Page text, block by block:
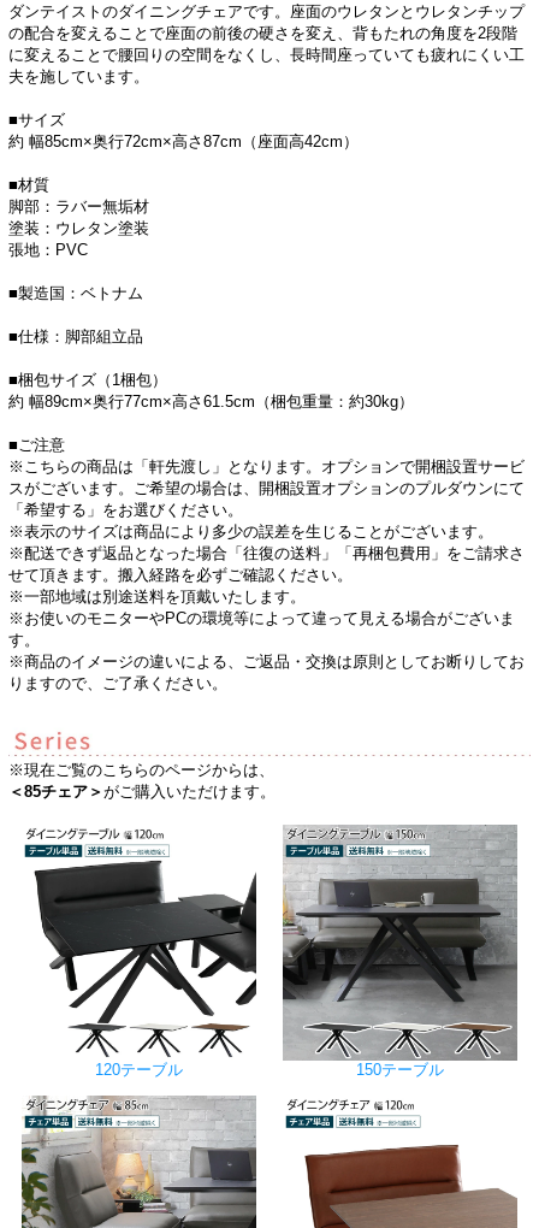
ダンテイストのダイニングチェアです。座面のウレタンとウレタンチップ
の配合を変えることで座面の前後の硬さを変え、背もたれの角度を2段階
に変えることで腰回りの空間をなくし、長時間座っていても疲れにくい工
夫を施しています。
■サイズ
約 幅85cm×奥行72cm×高さ87cm（座面高42cm）
■材質
脚部：ラバー無垢材
塗装：ウレタン塗装
張地：PVC
■製造国：ベトナム
■仕様：脚部組立品
■梱包サイズ（1梱包）
約 幅89cm×奥行77cm×高さ61.5cm（梱包重量：約30kg）
■ご注意
※こちらの商品は「軒先渡し」となります。オプションで開梱設置サービ
スがございます。ご希望の場合は、開梱設置オプションのプルダウンにて
「希望する」をお選びください。
※表示のサイズは商品により多少の誤差を生じることがございます。
※配送できず返品となった場合「往復の送料」「再梱包費用」をご請求さ
せて頂きます。搬入経路を必ずご確認ください。
※一部地域は別途送料を頂戴いたします。
※お使いのモニターやPCの環境等によって違って見える場合がございま
す。
※商品のイメージの違いによる、ご返品・交換は原則としてお断りしてお
りますので、ご了承ください。
※現在ご覧のこちらのページからは、
＜85チェア＞ がご購入いただけます。
120テーブル 150テーブル